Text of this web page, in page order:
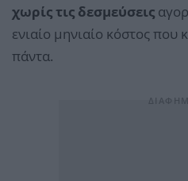
χωρίς τις δεσμεύσεις
ενιαίο μηνιαίο κόστος που
πάντα.